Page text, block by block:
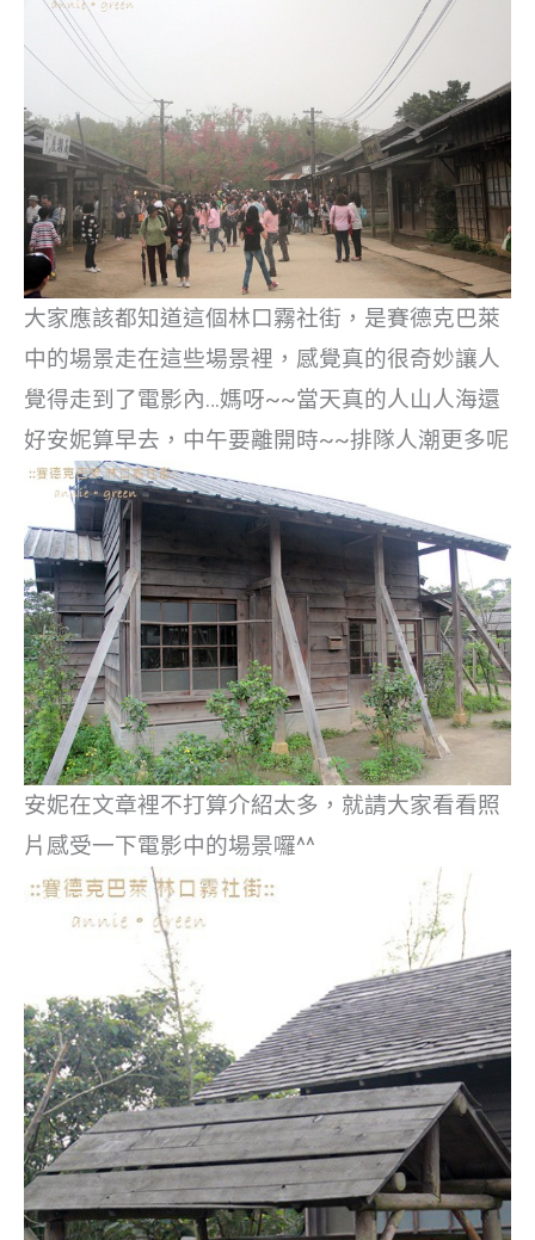
大家應該都知道這個林口霧社街，是賽德克巴萊
中的場景走在這些場景裡，感覺真的很奇妙讓人
覺得走到了電影內…媽呀~~當天真的人山人海還
好安妮算早去，中午要離開時~~排隊人潮更多呢
安妮在文章裡不打算介紹太多，就請大家看看照
片感受一下電影中的場景囉^^